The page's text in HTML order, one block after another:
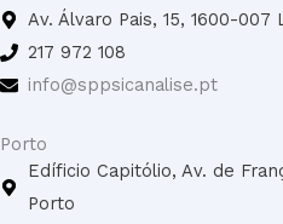
b
o
o
a
g
r
u
e
e
Av. Álvaro Pais, 15, 1600-007
217 972 108
info@sppsicanalise.pt
Porto
Edíficio Capitólio, Av. de
Porto